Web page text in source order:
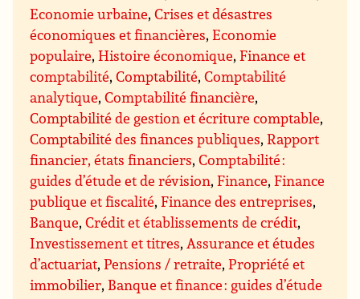
Economie urbaine,Crises et désastres
économiques et financières,Economie
populaire,Histoire économique,Finance et
comptabilité,Comptabilité,Comptabilité
analytique,Comptabilité financière,
Comptabilité de gestion et écriture comptable,
Comptabilité des finances publiques,Rapport
financier, états financiers,Comptabilité :
guides d’étude et de révision,Finance,Finance
publique et fiscalité,Finance des entreprises,
Banque,Crédit et établissements de crédit,
Investissement et titres,Assurance et études
d’actuariat,Pensions / retraite,Propriété et
immobilier, Banque et finance : guides d’étude